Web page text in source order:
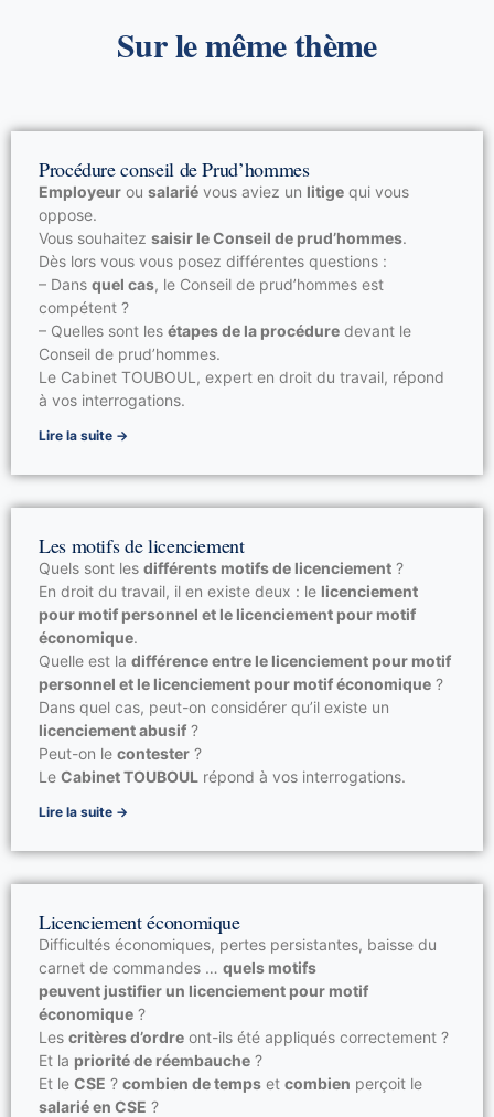
Sur le même thème
Procédure conseil de Prud’hommes
Employeur ou salarié vous aviez un litige qui vous
oppose.
Vous souhaitez saisir le Conseil de prud’hommes.
Dès lors vous vous posez différentes questions :
– Dans quel cas, le Conseil de prud’hommes est
compétent ?
– Quelles sont les étapes de la procédure devant le
Conseil de prud’hommes.
Le Cabinet TOUBOUL, expert en droit du travail, répond
à vos interrogations.
Lire la suite →
Les motifs de licenciement
Quels sont les différents motifs de licenciement ?
En droit du travail, il en existe deux : le licenciement
pour motif personnel et le licenciement pour motif
économique.
Quelle est la différence entre le licenciement pour motif
personnel et le licenciement pour motif économique ?
Dans quel cas, peut-on considérer qu’il existe un
licenciement abusif ?
Peut-on le contester ?
Le Cabinet TOUBOUL répond à vos interrogations.
Lire la suite →
Licenciement économique
Difficultés économiques, pertes persistantes, baisse du
carnet de commandes … quels motifs
peuvent justifier un licenciement pour motif
économique ?
Les critères d’ordre ont-ils été appliqués correctement ?
Et la priorité de réembauche ?
Et le CSE ? combien de temps et combien perçoit le
salarié en CSE ?